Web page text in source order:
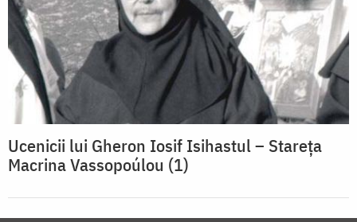
Ucenicii lui Gheron Iosif Isihastul – Stareţa
Macrina Vassopoúlou (1)